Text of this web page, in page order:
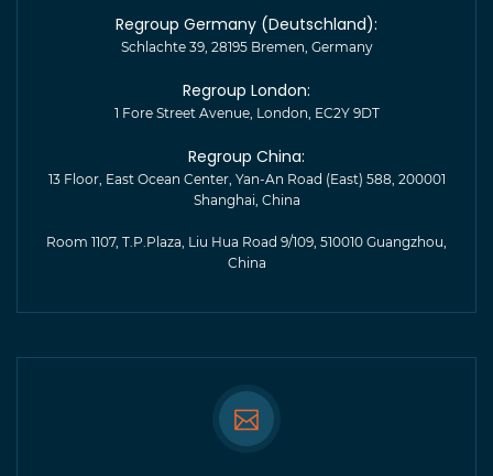
Regroup Germany (Deutschland):
Schlachte 39, 28195 Bremen, Germany
Regroup London:
1 Fore Street Avenue, London, EC2Y 9DT
Regroup China:
13 Floor, East Ocean Center, Yan-An Road (East) 588, 200001
Shanghai, China
Room 1107, T.P.Plaza, Liu Hua Road 9/109, 510010 Guangzhou,
China